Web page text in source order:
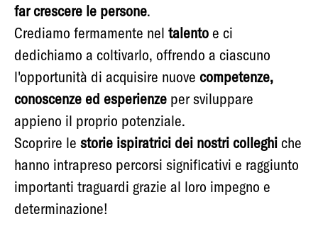
far crescere le persone.
Crediamo fermamente nel talentoe ci
dedichiamo a coltivarlo, offrendo a ciascuno
l'opportunità di acquisire nuove competenze,
conoscenze ed esperienze per sviluppare
appieno il proprio potenziale.
Scoprire le storie ispiratrici dei nostri colleghiche
hanno intrapreso percorsi significativi e raggiunto
importanti traguardi grazie al loro impegno e
determinazione!